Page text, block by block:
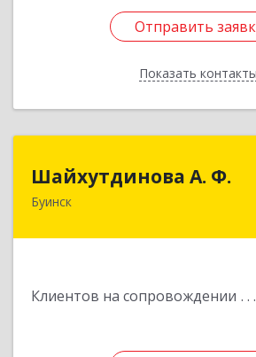
Отправить
Показать контакты
Отправить
Назад
Шайхутдинова А. Ф.
Буинск
Клиентов на сопровождении